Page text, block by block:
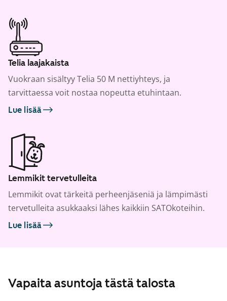
Telia laajakaista
Vuokraan sisältyy Telia 50 M nettiyhteys, ja
tarvittaessa voit nostaa nopeutta etuhintaan.
Lue lisää
Lemmikit tervetulleita
Lemmikit ovat tärkeitä perheenjäseniä ja lämpimästi
tervetulleita asukkaaksi lähes kaikkiin SATOkoteihin.
Lue lisää
Vapaita asuntoja tästä talosta
/10